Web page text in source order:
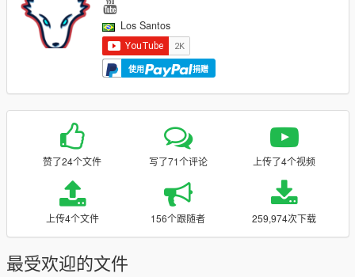
Los Santos
使用 捐赠
赞了24个文件 写了71个评论 上传了4个视频
上传4个文件 156个跟随者 259,974次下载
最受欢迎的文件